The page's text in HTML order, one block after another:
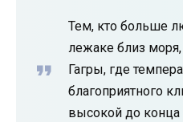
Тем, кто больше
лежаке близ
Гагры, где
благоприятного
высокой до конца